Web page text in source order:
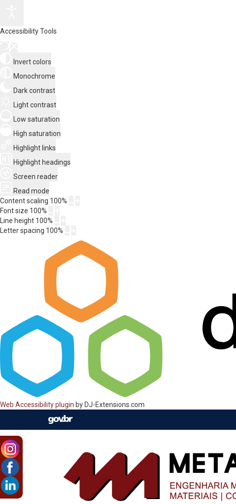
Accessibility Tools
Invert colors
Monochrome
Dark contrast
Light contrast
Low saturation
High saturation
Highlight links
Highlight headings
Screen reader
Read mode
Content scaling 100%
Font size 100%
Line height 100%
Letter spacing 100%
Web Accessibility plugin by DJ-Extensions.com